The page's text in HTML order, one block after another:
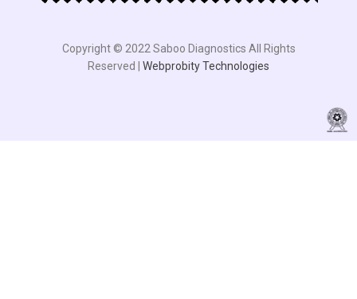
Copyright © 2022 Saboo Diagnostics All Rights
Reserved | Webprobity Technologies